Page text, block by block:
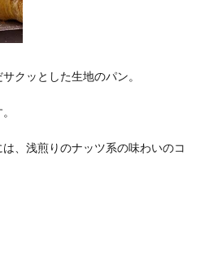
クッとした生地のパン。
、浅煎りのナッツ系の味わいのコ